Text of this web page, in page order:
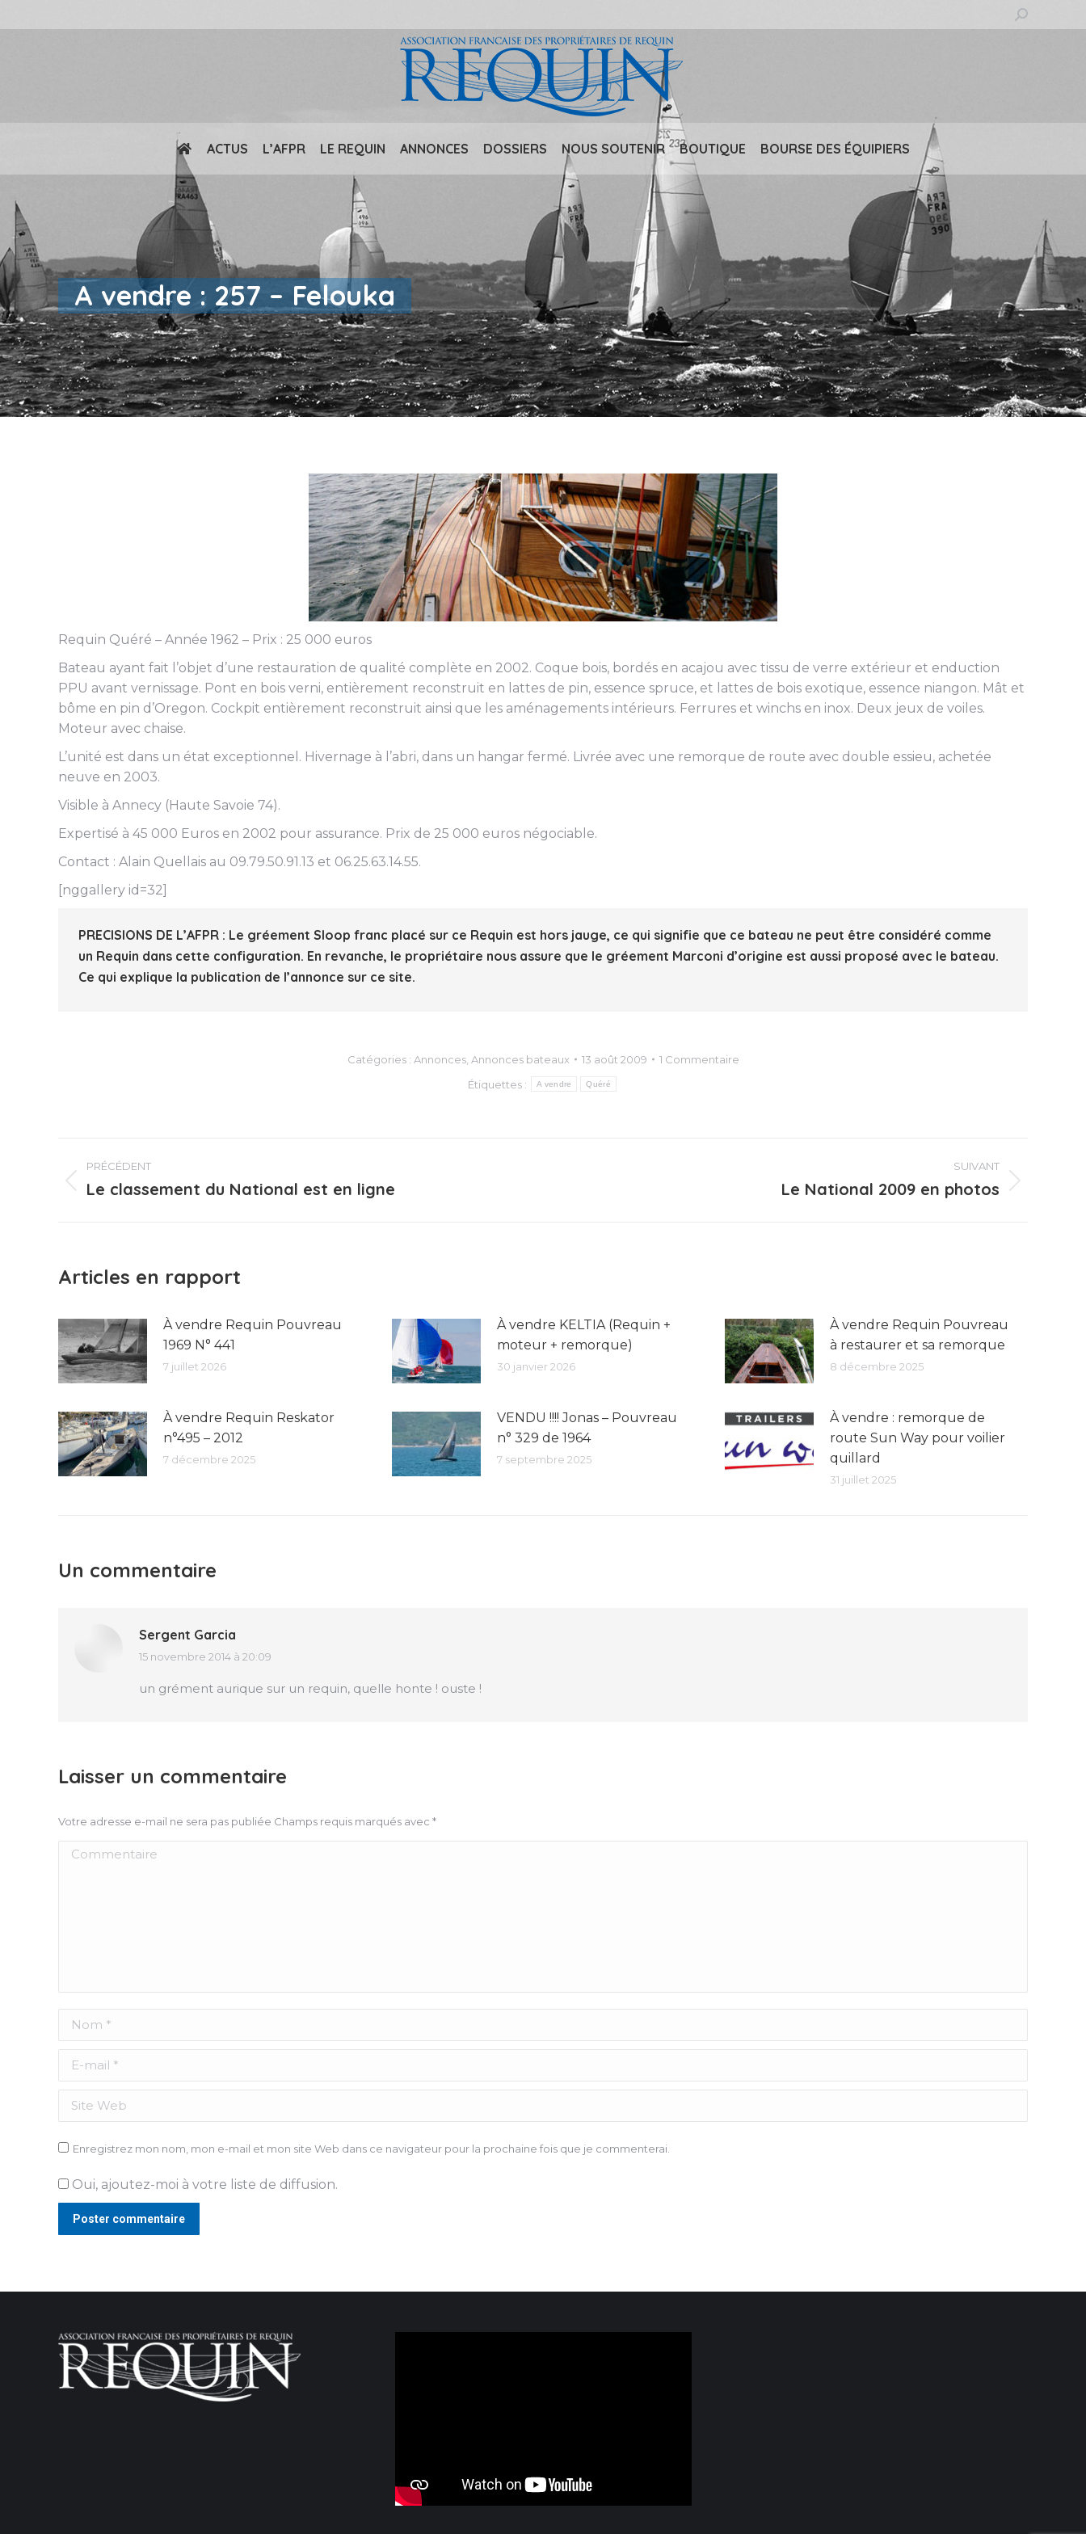
Recherche
:
ACTUS L’AFPR LE REQUIN ANNONCES DOSSIERS NOUS SOUTENIR BOUTIQUE BOURSE DES ÉQUIPIERS
A vendre : 257 – Felouka
Requin Quéré – Année 1962 – Prix : 25 000 euros
Bateau ayant fait l’objet d’une restauration de qualité complète en 2002. Coque bois, bordés en acajou avec tissu de verre extérieur et enduction
PPU avant vernissage. Pont en bois verni, entièrement reconstruit en lattes de pin, essence spruce, et lattes de bois exotique, essence niangon. Mât et
bôme en pin d’Oregon. Cockpit entièrement reconstruit ainsi que les aménagements intérieurs. Ferrures et winchs en inox. Deux jeux de voiles.
Moteur avec chaise.
L’unité est dans un état exceptionnel. Hivernage à l’abri, dans un hangar fermé. Livrée avec une remorque de route avec double essieu, achetée
neuve en 2003.
Visible à Annecy (Haute Savoie 74).
Expertisé à 45 000 Euros en 2002 pour assurance. Prix de 25 000 euros négociable.
Contact : Alain Quellais au 09.79.50.91.13 et 06.25.63.14.55.
[nggallery id=32]
PRECISIONS DE L’AFPR : Le gréement Sloop franc placé sur ce Requin est hors jauge, ce qui signifie que ce bateau ne peut être considéré comme
un Requin dans cette configuration. En revanche, le propriétaire nous assure que le gréement Marconi d’origine est aussi proposé avec le bateau.
Ce qui explique la publication de l’annonce sur ce site.
Catégories : Annonces, Annonces bateaux 13 août 2009
1 Commentaire
Étiquettes :
A vendre Quéré
Navigation
article
PRÉCÉDENT
Article
Le classement du National est en ligne
SUIVANT
Le National 2009 en photos
Articles en rapport
À vendre Requin Pouvreau
1969 N° 441
7 juillet 2026
À vendre KELTIA (Requin +
moteur + remorque)
30 janvier 2026
À vendre Requin Pouvreau
à restaurer et sa remorque
8 décembre 2025
À vendre Requin Reskator
n°495 – 2012
7 décembre 2025
VENDU !!!! Jonas – Pouvreau
n° 329 de 1964
7 septembre 2025
À vendre : remorque de
route Sun Way pour voilier
quillard
31 juillet 2025
Un commentaire
Sergent Garcia
dit
15 novembre 2014 à 20:09
un grément aurique sur un requin, quelle honte ! ouste !
Laisser un commentaire
Votre adresse e-mail ne sera pas publiée Champs requis marqués avec *
Commentaire
Nom *
E-mail *
Site Web
Enregistrez mon nom, mon e-mail et mon site Web dans ce navigateur pour la prochaine fois que je commenterai.
Oui, ajoutez-moi à votre liste de diffusion.
Poster commentaire